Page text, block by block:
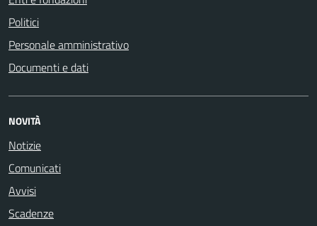
Politici
Personale amministrativo
Documenti e dati
NOVITÀ
Notizie
Comunicati
Avvisi
Scadenze